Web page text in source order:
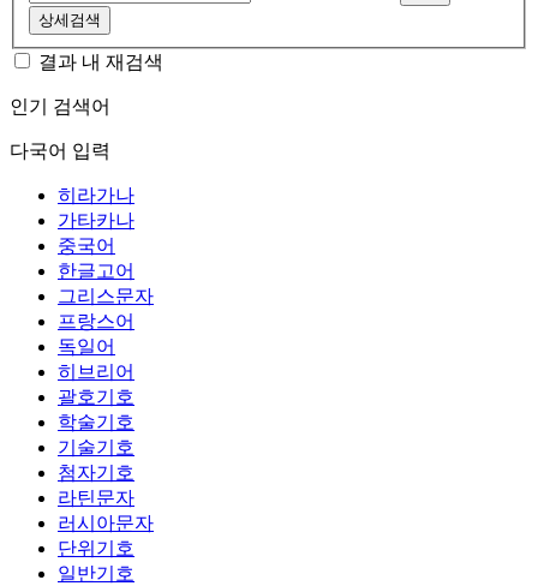
상세검색
결과 내 재검색
인기 검색어
다국어 입력
히라가나
가타카나
중국어
한글고어
그리스문자
프랑스어
독일어
히브리어
괄호기호
학술기호
기술기호
첨자기호
라틴문자
러시아문자
단위기호
일반기호